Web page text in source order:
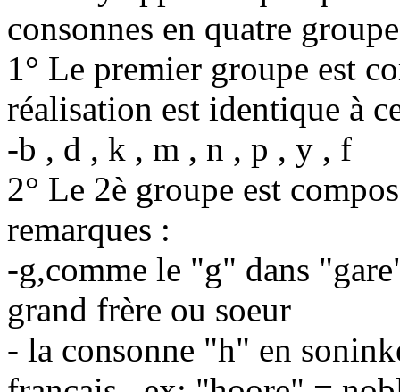
consonnes en quatre
1° Le premier groupe est
réalisation est identique à
-b , d , k , m , n , p , y , f
2° Le 2è groupe est
remarques :
-g,comme le "g" dans
grand frère ou soeur
- la consonne "h" en